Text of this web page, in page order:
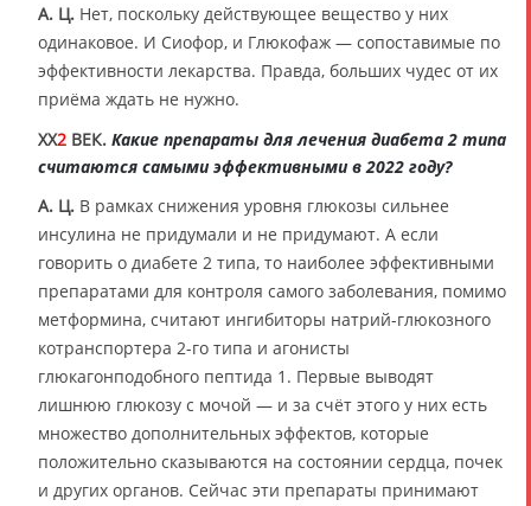
А. Ц. Нет, поскольку действующее вещество у них
одинаковое. И Сиофор, и Глюкофаж — сопоставимые по
эффективности лекарства. Правда, больших чудес от их
приёма ждать не нужно.
XX2 ВЕК. Какие препараты для лечения диабета 2 типа
считаются самыми эффективными в 2022 году?
А. Ц. В рамках снижения уровня глюкозы сильнее
инсулина не придумали и не придумают. А если
говорить о диабете 2 типа, то наиболее эффективными
препаратами для контроля самого заболевания, помимо
метформина, считают ингибиторы натрий-глюкозного
котранспортера 2-го типа и агонисты
глюкагонподобного пептида 1. Первые выводят
лишнюю глюкозу с мочой — и за счёт этого у них есть
множество дополнительных эффектов, которые
положительно сказываются на состоянии сердца, почек
и других органов. Сейчас эти препараты принимают